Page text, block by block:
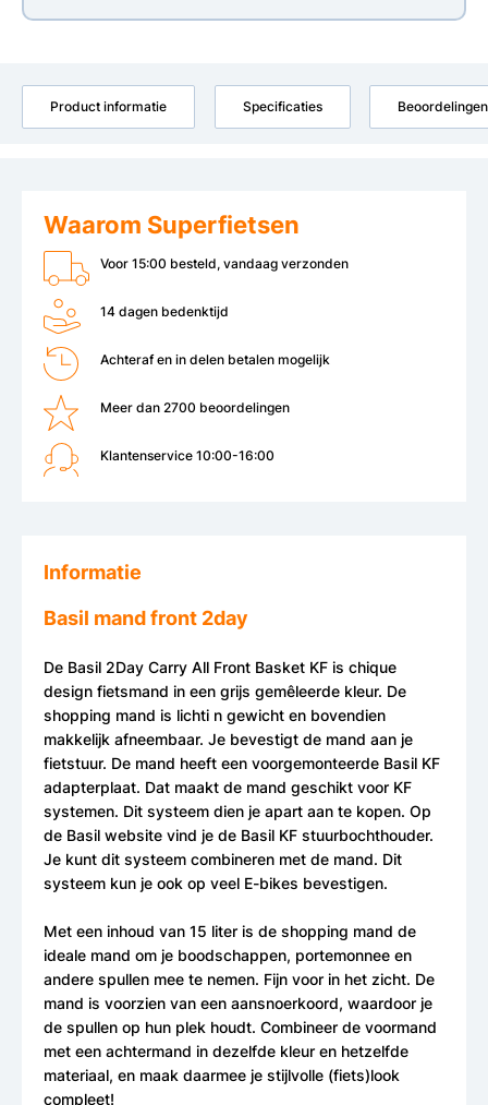
Product informatie Specificaties Beoordelingen
Waarom Superfietsen
Voor 15:00 besteld, vandaag verzonden
14 dagen bedenktijd
Achteraf en in delen betalen mogelijk
Meer dan 2700 beoordelingen
Klantenservice 10:00-16:00
Informatie
Basil mand front 2day
De Basil 2Day Carry All Front Basket KF is chique
design fietsmand in een grijs gemêleerde kleur. De
shopping mand is lichti n gewicht en bovendien
makkelijk afneembaar. Je bevestigt de mand aan je
fietstuur. De mand heeft een voorgemonteerde Basil KF
adapterplaat. Dat maakt de mand geschikt voor KF
systemen. Dit systeem dien je apart aan te kopen. Op
de Basil website vind je de Basil KF stuurbochthouder.
Je kunt dit systeem combineren met de mand. Dit
systeem kun je ook op veel E-bikes bevestigen.
Met een inhoud van 15 liter is de shopping mand de
ideale mand om je boodschappen, portemonnee en
andere spullen mee te nemen. Fijn voor in het zicht. De
mand is voorzien van een aansnoerkoord, waardoor je
de spullen op hun plek houdt. Combineer de voormand
met een achtermand in dezelfde kleur en hetzelfde
materiaal, en maak daarmee je stijlvolle (fiets)look
compleet!